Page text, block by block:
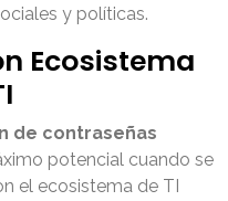
y políticas.
Ecosistema
de contraseñas
potencial cuando se
el ecosistema de TI